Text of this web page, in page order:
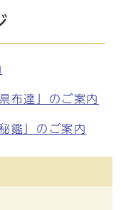
布達」のご案内
鑑」のご案内